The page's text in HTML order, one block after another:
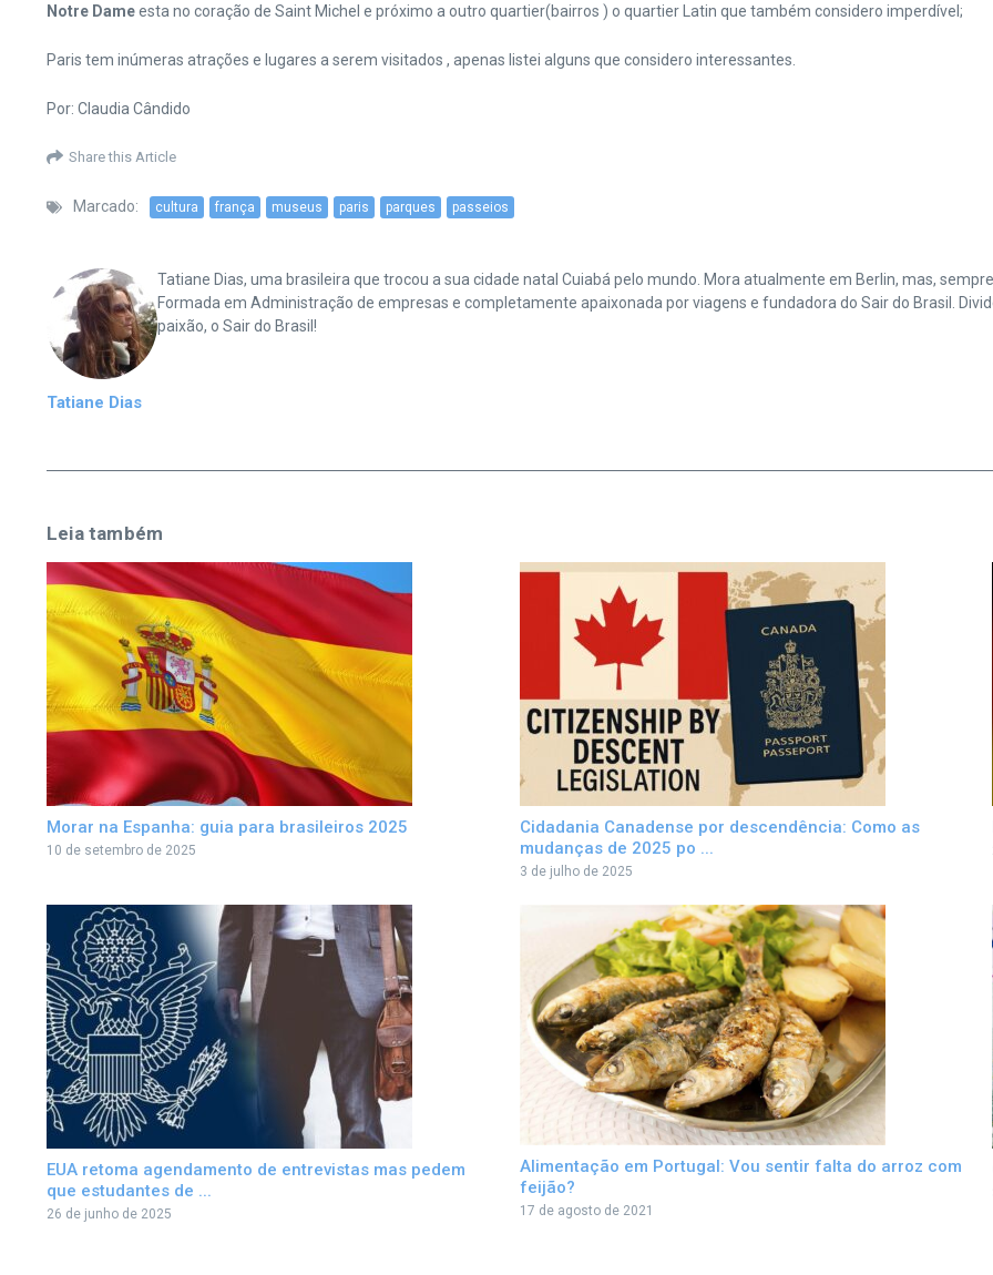
Notre Dameesta no coração de Saint Michel e próximo a outro quartier(bairros ) o quartier Latin que também considero imperdível;
Paris tem inúmeras atrações e lugares a serem visitados , apenas listei alguns que considero interessantes.
Por: Claudia Cândido
Share this Article
Marcado: cultura frança museus paris parques passeios
Tatiane Dias
Tatiane Dias, uma brasileira que trocou a sua cidade natal Cuiabá pelo mundo. Mora atualmente em Berlin, mas,
Formada em Administração de empresas e completamente apaixonada por viagens e fundadora do Sair do Brasil.
paixão, o Sair do Brasil!
Leia também
Morar na Espanha: guia para brasileiros 2025
10 de setembro de 2025
Cidadania Canadense por descendência: Como as
mudanças de 2025 po ...
3 de julho de 2025
EUA retoma agendamento de entrevistas mas pedem
que estudantes de ...
26 de junho de 2025
Alimentação em Portugal: Vou sentir falta do arroz com
feijão?
17 de agosto de 2021